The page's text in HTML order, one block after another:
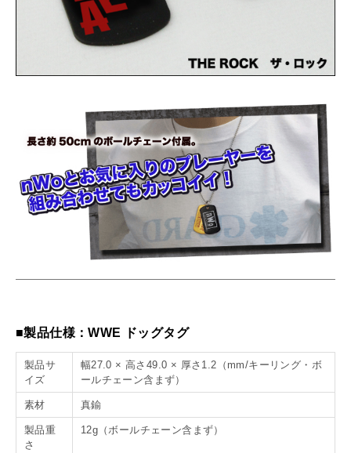
■製品仕様：WWE ドッグタグ
製品サ
イズ
幅27.0 × 高さ49.0 × 厚さ1.2（mm/キーリング・ボ
ールチェーン含まず）
素材 真鍮
製品重
さ
12g（ボールチェーン含まず）